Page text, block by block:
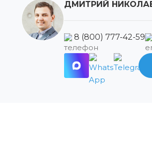
ДМИТРИЙ
8 (800) 777-42-59